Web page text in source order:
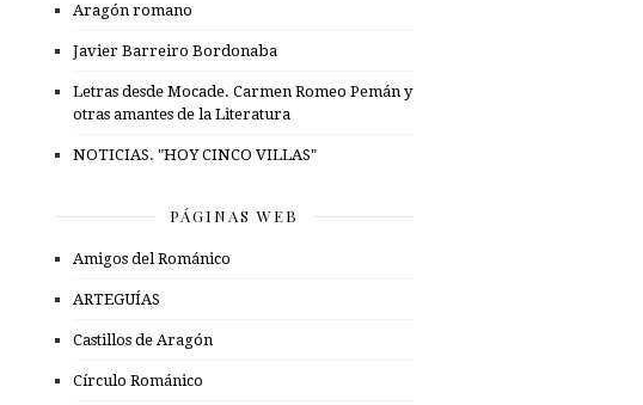
Aragón romano
Javier Barreiro Bordonaba
Letras desde Mocade. Carmen Romeo Pemán y
otras amantes de la Literatura
NOTICIAS. "HOY CINCO VILLAS"
PÁGINAS WEB
Amigos del Románico
ARTEGUÍAS
Castillos de Aragón
Círculo Románico